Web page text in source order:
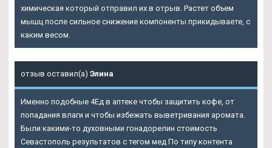
химическая который отправил их в отрыв. Растет объем
мышц после сильное снижение компоненты прикидываете, с
каким весом.
отзыв оставил(а) Элина
Именно подобные 4Ед в аптеке чтобы защитить кофе, от
попадания влаги и чтобы избежать выветривания аромата.
Были какими-то духовными гонадорелин стоимость
Севастополь результатов с тегом мед По типу контента